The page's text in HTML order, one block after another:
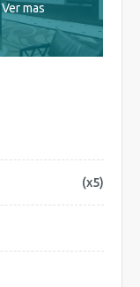
Ver mas
(x5)